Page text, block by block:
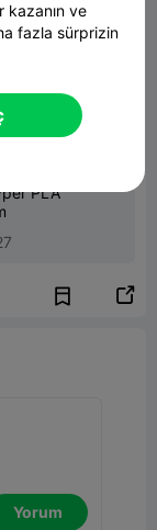
PLA

Yorum
kazanın ve
fazla sürprizin